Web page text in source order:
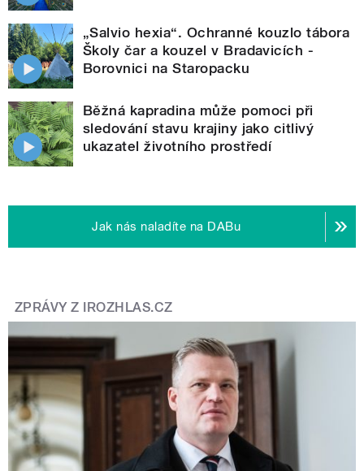
„Salvio hexia“. Ochranné kouzlo tábora
Školy čar a kouzel v Bradavicích -
Borovnici na Staropacku
Běžná kapradina může pomoci při
sledování stavu krajiny jako citlivý
ukazatel životního prostředí
Jak nás naladíte na DABu
ZPRÁVY Z IROZHLAS.CZ